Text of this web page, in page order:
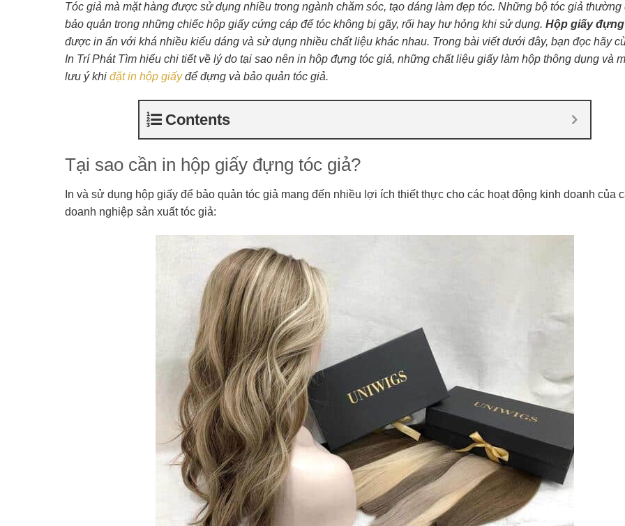
Tóc giả mà mặt hàng được sử dụng nhiều trong ngành chăm sóc, tạo dáng làm đẹp tóc. Những bộ tóc giả
bảo quản trong những chiếc hộp giấy cứng cáp để tóc không bị gãy, rối hay hư hỏng khi sử dụng. Hộp giấy
được in ấn với khá nhiều kiểu dáng và sử dụng nhiều chất liệu khác nhau. Trong bài viết dưới đây, bạn đọc hãy
In Trí Phát Tìm hiểu chi tiết về lý do tại sao nên in hộp đựng tóc giả, những chất liệu giấy làm hộp thông dụng và
lưu ý khi đặt in hộp giấyđể đựng và bảo quản tóc giả.
Contents
Tại sao cần in hộp giấy đựng tóc giả?
In và sử dụng hộp giấy để bảo quản tóc giả mang đến nhiều lợi ích thiết thực cho các hoạt động kinh doanh của
doanh nghiệp sản xuất tóc giả: